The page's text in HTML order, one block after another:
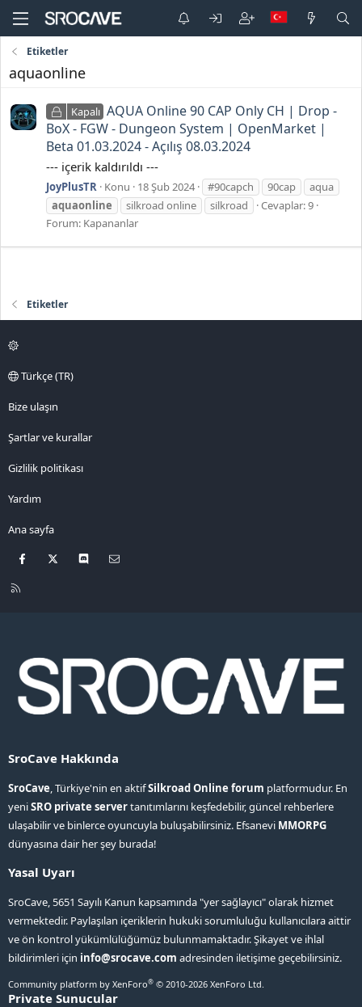
Etiketler
aquaonli̇ne
Kapalı AQUA Online 90 CAP Only CH | Drop -
BoX - FGW - Dungeon System | OpenMarket |
Beta 01.03.2024 - Açılış 08.03.2024
--- içerik kaldırıldı ---
JoyPlusTR Konu 18 Şub 2024 #90capch 90cap
aqua
aquaonli̇ne
silkroad online si̇lkroad
Cevaplar: 9
Forum: Kapananlar
Etiketler
Türkçe (TR)
Bize ulaşın
Şartlar ve kurallar
Gizlilik politikası
Yardım
Ana sayfa
Facebook Discord
R
SroCave Hakkında
SroCave, Türkiye'nin en aktifSilkroad Online forum platformudur. En
yeniSRO private servertanıtımlarını keşfedebilir, güncel rehberlere
ulaşabilir ve binlerce oyuncuyla buluşabilirsiniz. Efsanevi MMORPG
dünyasına dair her şey burada!
Yasal Uyarı
SroCave, 5651 Sayılı Kanun kapsamında "yer sağlayıcı" olarak hizmet
vermektedir. Paylaşılan içeriklerin hukuki sorumluluğu kullanıcılara aittir
ve ön kontrol yükümlülüğümüz bulunmamaktadır. Şikayet ve ihlal
bildirimleri için info@srocave.com adresinden iletişime geçebilirsiniz.
Community platform by XenForo® © 2010-2026 XenForo Ltd.
Private Sunucular